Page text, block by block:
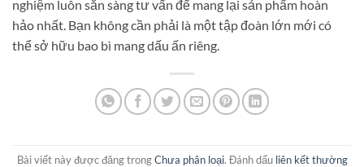
nghiệm luôn sẵn sàng tư vấn để mang lại sản phẩm hoàn
hảo nhất. Bạn không cần phải là một tập đoàn lớn mới có
thể sở hữu bao bì mang dấu ấn riêng.
Bài viết này được đăng trongChưa phân loại. Đánh dấu liên kết thường